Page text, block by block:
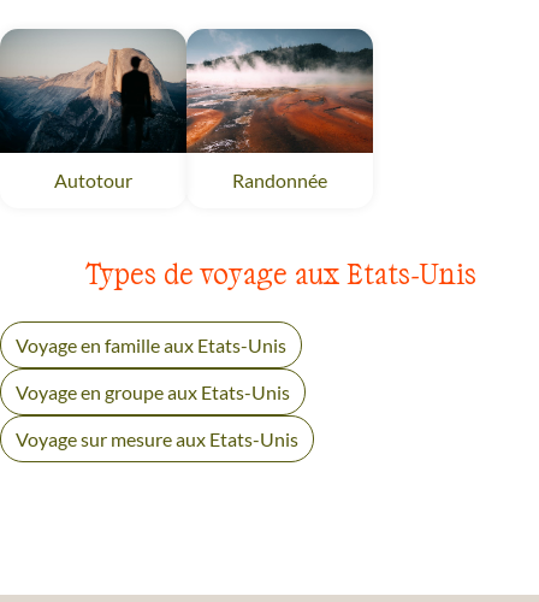
Autotour Randonnée
Types de voyage aux Etats-Unis
Voyage en famille aux Etats-Unis
Voyage en groupe aux Etats-Unis
Voyage sur mesure aux Etats-Unis